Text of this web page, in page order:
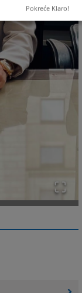
Pokreće Klaro!